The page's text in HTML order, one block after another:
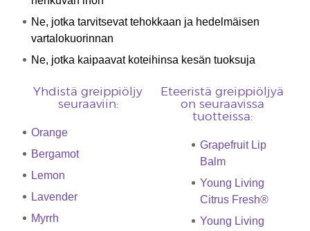
Ne, jotka tarvitsevat tehokkaan ja hedelmäisen
vartalokuorinnan
Ne, jotka kaipaavat koteihinsa kesän tuoksuja
Yhdistä greippiöljy
seuraaviin:
Orange
Bergamot ​
Lemon
Lavender
Myrrh
Eteeristä greippiöljyä
on seuraavissa
tuotteissa:
Grapefruit Lip
Balm
Young Living
Citrus Fresh®
Young Living